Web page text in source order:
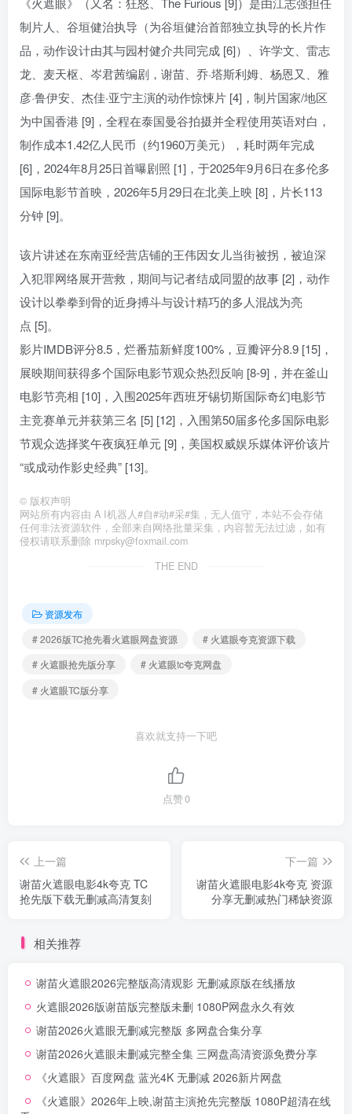
制片人、谷垣健治执导（为谷垣健治首部独立执导的长片作
品，动作设计由其与园村健介共同完成 [6]）、许学文、雷志
龙、麦天枢、岑君茜编剧，谢苗、乔·塔斯利姆、杨恩又、雅
彦·鲁伊安、杰佳·亚宁主演的动作惊悚片 [4]，制片国家/地区
为中国香港 [9]，全程在泰国曼谷拍摄并全程使用英语对白，
制作成本1.42亿人民币（约1960万美元），耗时两年完成
[6]，2024年8月25日首曝剧照 [1]，于2025年9月6日在多伦多
国际电影节首映，2026年5月29日在北美上映 [8]，片长113
分钟 [9]。
该片讲述在东南亚经营店铺的王伟因女儿当街被拐，被迫深
入犯罪网络展开营救，期间与记者结成同盟的故事 [2]，动作
设计以拳拳到骨的近身搏斗与设计精巧的多人混战为亮
点 [5]。
影片IMDB评分8.5，烂番茄新鲜度100%，豆瓣评分8.9 [15]，
展映期间获得多个国际电影节观众热烈反响 [8-9]，并在釜山
电影节亮相 [10]，入围2025年西班牙锡切斯国际奇幻电影节
主竞赛单元并获第三名 [5] [12]，入围第50届多伦多国际电影
节观众选择奖午夜疯狂单元 [9]，美国权威娱乐媒体评价该片
“或成动作影史经典” [13]。
© 版权声明
网站所有内容由 A I机器人#自#动#采#集，无人值守，本站不会存储
任何非法资源软件，全部来自网络批量采集，内容暂无法过滤，如有
侵权请联系删除 mrpsky@foxmail.com
THE END
资源发布
# 2026版TC抢先看火遮眼网盘资源
# 火遮眼夸克资源下载
# 火遮眼抢先版分享
# 火遮眼tc夸克网盘
# 火遮眼TC版分享
喜欢就支持一下吧
点赞0
上一篇
谢苗火遮眼电影4k夸克 TC
抢先版下载无删减高清复刻
下一篇
谢苗火遮眼电影4k夸克 资源
分享无删减热门稀缺资源
相关推荐
谢苗火遮眼2026完整版高清观影 无删减原版在线播放
火遮眼2026版谢苗版完整版未删 1080P网盘永久有效
谢苗2026火遮眼无删减完整版 多网盘合集分享
谢苗2026火遮眼未删减完整全集 三网盘高清资源免费分享
《火遮眼》百度网盘 蓝光4K 无删减 2026新片网盘
《火遮眼》2026年上映,谢苗主演抢先完整版 1080P超清在线